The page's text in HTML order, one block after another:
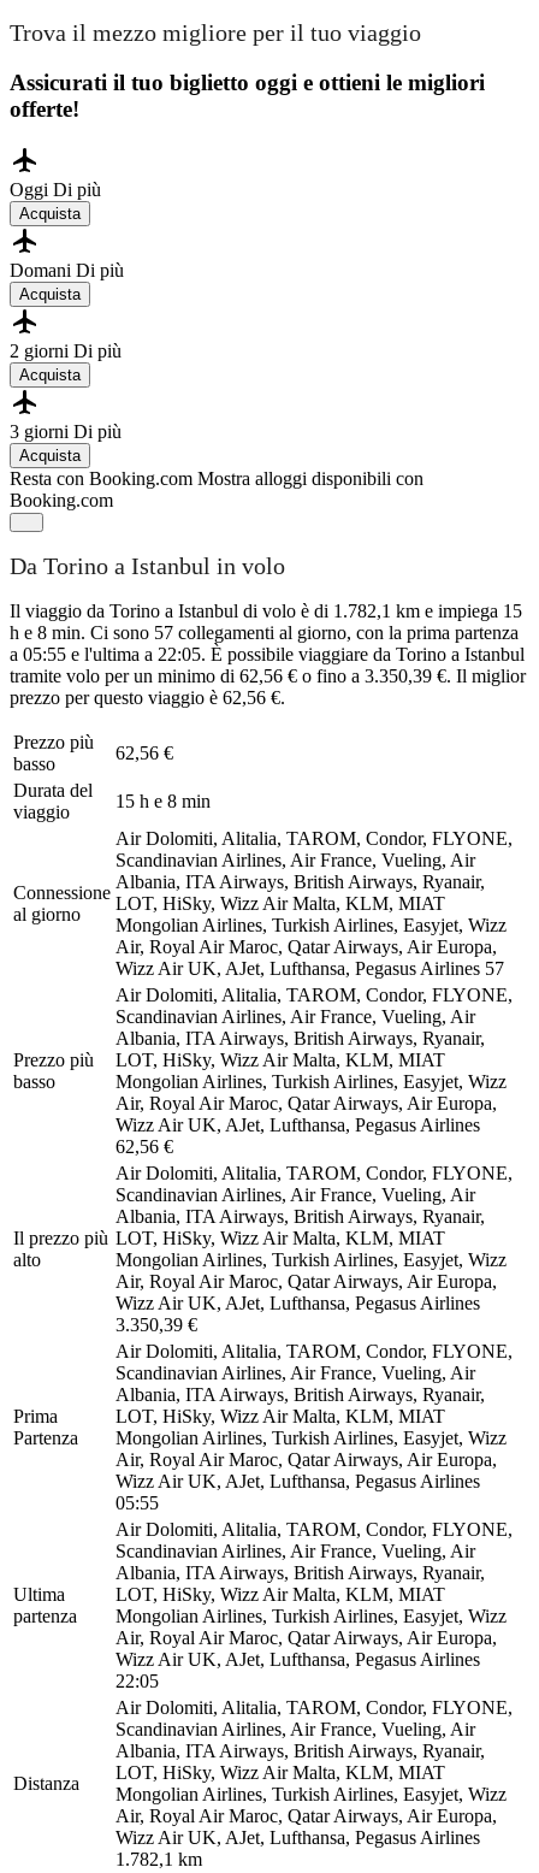
Trova il mezzo migliore per il tuo viaggio
Assicurati il ​​tuo biglietto oggi e ottieni le migliori
offerte!
Oggi Di più
Acquista
Domani Di più
Acquista
2 giorni Di più
Acquista
3 giorni Di più
Acquista
Resta con Booking.com Mostra alloggi disponibili con
Booking.com
Da Torino a Istanbul in volo
Il viaggio da Torino a Istanbul di volo è di 1.782,1 km e impiega 15
h e 8 min. Ci sono 57 collegamenti al giorno, con la prima partenza
a 05:55 e l'ultima a 22:05. È possibile viaggiare da Torino a Istanbul
tramite volo per un minimo di 62,56 € o fino a 3.350,39 €. Il miglior
prezzo per questo viaggio è 62,56 €.
Prezzo più
basso
62,56 €
Durata del
viaggio
15 h e 8 min
Connessione
al giorno
Air Dolomiti, Alitalia, TAROM, Condor, FLYONE,
Scandinavian Airlines, Air France, Vueling, Air
Albania, ITA Airways, British Airways, Ryanair,
LOT, HiSky, Wizz Air Malta, KLM, MIAT
Mongolian Airlines, Turkish Airlines, Easyjet, Wizz
Air, Royal Air Maroc, Qatar Airways, Air Europa,
Wizz Air UK, AJet, Lufthansa, Pegasus Airlines 57
Prezzo più
basso
Air Dolomiti, Alitalia, TAROM, Condor, FLYONE,
Scandinavian Airlines, Air France, Vueling, Air
Albania, ITA Airways, British Airways, Ryanair,
LOT, HiSky, Wizz Air Malta, KLM, MIAT
Mongolian Airlines, Turkish Airlines, Easyjet, Wizz
Air, Royal Air Maroc, Qatar Airways, Air Europa,
Wizz Air UK, AJet, Lufthansa, Pegasus Airlines
62,56 €
Il prezzo più
alto
Air Dolomiti, Alitalia, TAROM, Condor, FLYONE,
Scandinavian Airlines, Air France, Vueling, Air
Albania, ITA Airways, British Airways, Ryanair,
LOT, HiSky, Wizz Air Malta, KLM, MIAT
Mongolian Airlines, Turkish Airlines, Easyjet, Wizz
Air, Royal Air Maroc, Qatar Airways, Air Europa,
Wizz Air UK, AJet, Lufthansa, Pegasus Airlines
3.350,39 €
Prima
Partenza
Air Dolomiti, Alitalia, TAROM, Condor, FLYONE,
Scandinavian Airlines, Air France, Vueling, Air
Albania, ITA Airways, British Airways, Ryanair,
LOT, HiSky, Wizz Air Malta, KLM, MIAT
Mongolian Airlines, Turkish Airlines, Easyjet, Wizz
Air, Royal Air Maroc, Qatar Airways, Air Europa,
Wizz Air UK, AJet, Lufthansa, Pegasus Airlines
05:55
Ultima
partenza
Air Dolomiti, Alitalia, TAROM, Condor, FLYONE,
Scandinavian Airlines, Air France, Vueling, Air
Albania, ITA Airways, British Airways, Ryanair,
LOT, HiSky, Wizz Air Malta, KLM, MIAT
Mongolian Airlines, Turkish Airlines, Easyjet, Wizz
Air, Royal Air Maroc, Qatar Airways, Air Europa,
Wizz Air UK, AJet, Lufthansa, Pegasus Airlines
22:05
Distanza
Air Dolomiti, Alitalia, TAROM, Condor, FLYONE,
Scandinavian Airlines, Air France, Vueling, Air
Albania, ITA Airways, British Airways, Ryanair,
LOT, HiSky, Wizz Air Malta, KLM, MIAT
Mongolian Airlines, Turkish Airlines, Easyjet, Wizz
Air, Royal Air Maroc, Qatar Airways, Air Europa,
Wizz Air UK, AJet, Lufthansa, Pegasus Airlines
1.782,1 km